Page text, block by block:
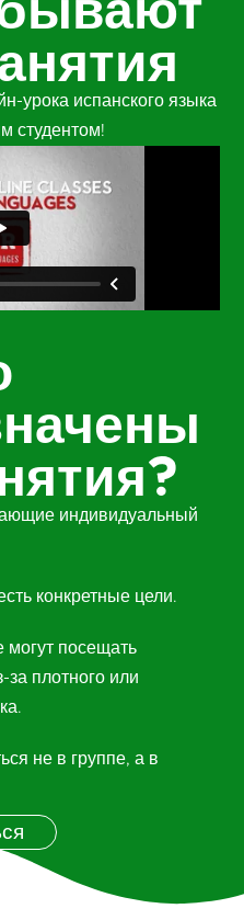
урока испанского языка
студентом!
индивидуальный
конкретные цели.
могут посещать
за плотного или
не в группе, а в